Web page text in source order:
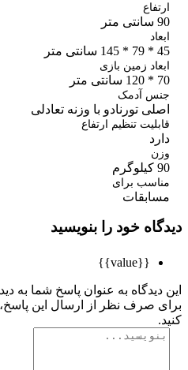
زمین بازی
آدمک
تورنادو با وزنه تعادلی
تنظیم ارتفاع
برای
خود را بنویسید
به عنوان پاسخ شما به
صرف نظر از ارسال این پاسخ، بر